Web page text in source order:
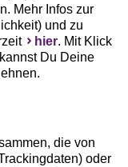
Mehr Infos zur
und zu
hier. Mit Klick
kannst Du Deine
die von
oder